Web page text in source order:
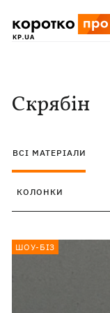
Скрябін
ВСІ МАТЕРІАЛИ
КОЛОНКИ
ШОУ-БІЗ